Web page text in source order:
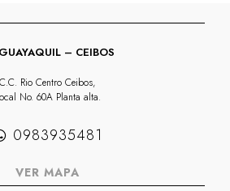
GUAYAQUIL – CEIBOS
C.C. Rio Centro Ceibos,
No. 60A Planta alta.
0983935481
VER MAPA